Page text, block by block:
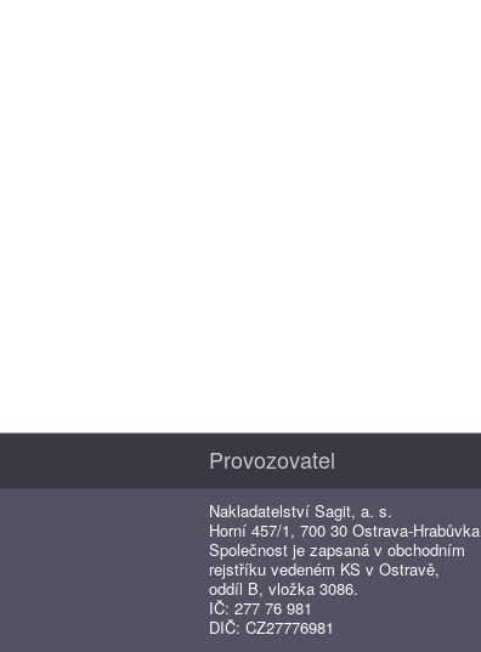
Provozovatel
Nakladatelství Sagit, a. s.
Horní 457/1, 700 30 Ostrava-Hrabůvka
Společnost je zapsaná v obchodním
rejstříku vedeném KS v Ostravě,
oddíl B, vložka 3086.
IČ: 277 76 981
DIČ: CZ27776981